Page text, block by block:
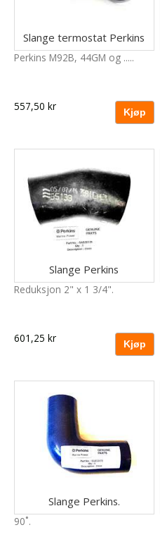
Slange termostat Perkins
Perkins M92B, 44GM og .....
557,50 kr
Slange Perkins
Reduksjon 2" x 1 3/4".
601,25 kr
Slange Perkins.
90˚.